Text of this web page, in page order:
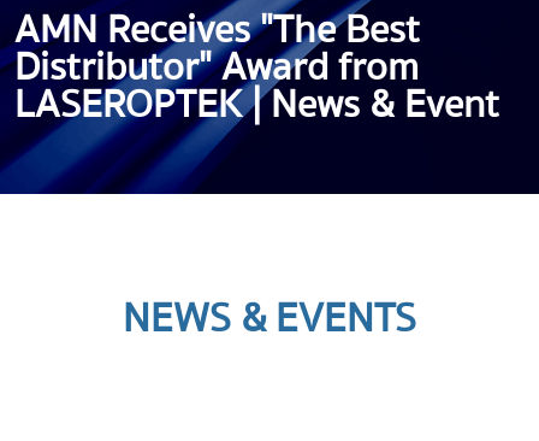
AMN Receives "The Best
Distributor" Award from
LASEROPTEK | News & Event
NEWS & EVENTS